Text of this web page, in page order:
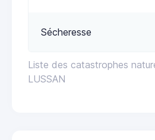
Liste des catastrophes
LUSSAN
Sécheresse